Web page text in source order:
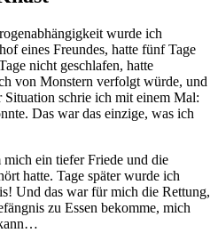
wurde ich
eines Freundes, hatte fünf Tage
nicht geschlafen, hatte
von Monstern verfolgt würde, und
schrie ich mit einem Mal:
Das war das einzige, was ich
ein tiefer Friede und die
hatte. Tage später wurde ich
Und das war für mich die Rettung,
zu Essen bekomme, mich